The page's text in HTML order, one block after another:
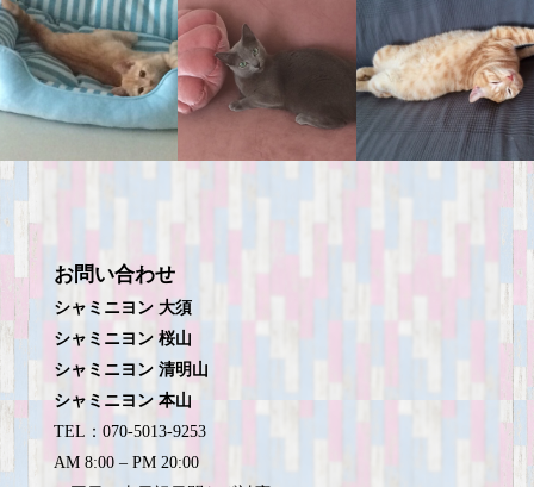
お問い合わせ
シャミニヨン 大須
シャミニヨン 桜山
シャミニヨン 清明山
シャミニヨン 本山
TEL：070-5013-9253
AM 8:00 – PM 20:00